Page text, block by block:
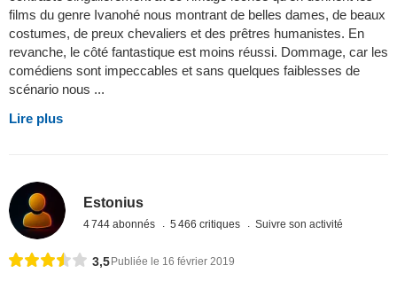
films du genre Ivanohé nous montrant de belles dames, de beaux
costumes, de preux chevaliers et des prêtres humanistes. En
revanche, le côté fantastique est moins réussi. Dommage, car les
comédiens sont impeccables et sans quelques faiblesses de
scénario nous ...
Lire plus
Estonius
4 744 abonnés 5 466 critiques Suivre son activité
3,5Publiée le 16 février 2019